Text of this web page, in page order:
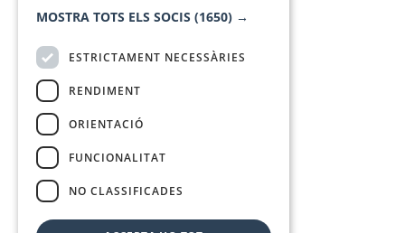
MOSTRA TOTS ELS SOCIS (1650) →
ESTRICTAMENT NECESSÀRIES
RENDIMENT
ORIENTACIÓ
FUNCIONALITAT
NO CLASSIFICADES